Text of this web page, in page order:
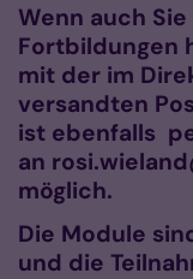
Wenn auch
Fortbildungen
mit der im
versandten
ist ebenfalls
an
möglich.
Die Module
und die